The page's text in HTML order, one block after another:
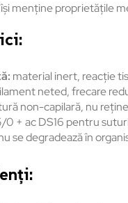
menține proprietățile
material inert, reacție
neted, frecare
non-capilară, nu
0 + ac DS16 pentru
se degradează în